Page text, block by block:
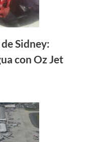
Sidney:
con Oz Jet